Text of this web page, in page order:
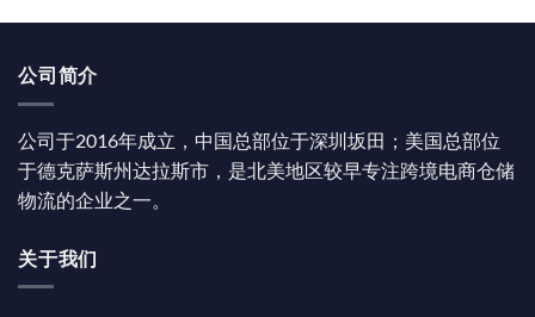
公司简介
公司于2016年成立，中国总部位于深圳坂田；美国总部位
于德克萨斯州达拉斯市，是北美地区较早专注跨境电商仓储
物流的企业之一。
关于我们